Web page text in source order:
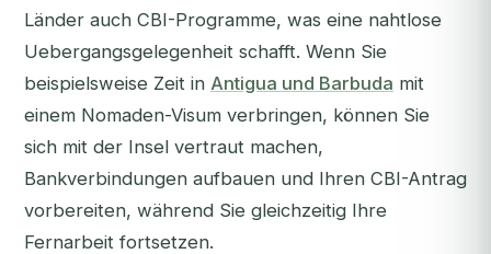
Länder auch CBI-Programme, was eine nahtlose
Uebergangsgelegenheit schafft. Wenn Sie
beispielsweise Zeit in Antigua und Barbuda mit
einem Nomaden-Visum verbringen, können Sie
sich mit der Insel vertraut machen,
Bankverbindungen aufbauen und Ihren CBI-Antrag
vorbereiten, während Sie gleichzeitig Ihre
Fernarbeit fortsetzen.